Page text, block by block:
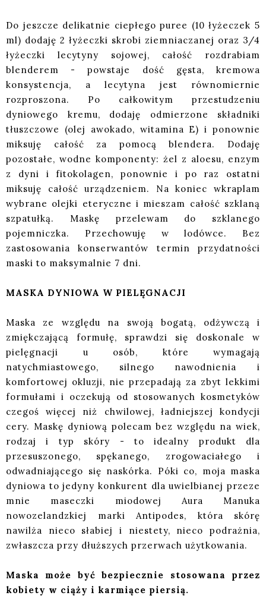
Do jeszcze delikatnie ciepłego puree (10 łyżeczek 5
ml) dodaję 2 łyżeczki skrobi ziemniaczanej oraz 3/4
łyżeczki lecytyny sojowej, całość rozdrabiam
blenderem - powstaje dość gęsta, kremowa
konsystencja, a lecytyna jest równomiernie
rozproszona. Po całkowitym przestudzeniu
dyniowego kremu, dodaję odmierzone składniki
tłuszczowe (olej awokado, witamina E) i ponownie
miksuję całość za pomocą blendera. Dodaję
pozostałe, wodne komponenty: żel z aloesu, enzym
z dyni i fitokolagen, ponownie i po raz ostatni
miksuję całość urządzeniem. Na koniec wkraplam
wybrane olejki eteryczne i mieszam całość szklaną
szpatułką. Maskę przelewam do szklanego
pojemniczka. Przechowuję w lodówce. Bez
zastosowania konserwantów termin przydatności
maski to maksymalnie 7 dni.
MASKA DYNIOWA W PIELĘGNACJI
Maska ze względu na swoją bogatą, odżywczą i
zmiękczającą formułę, sprawdzi się doskonale w
pielęgnacji u osób, które wymagają
natychmiastowego, silnego nawodnienia i
komfortowej okluzji, nie przepadają za zbyt lekkimi
formułami i oczekują od stosowanych kosmetyków
czegoś więcej niż chwilowej, ładniejszej kondycji
cery. Maskę dyniową polecam bez względu na wiek,
rodzaj i typ skóry - to idealny produkt dla
przesuszonego, spękanego, zrogowaciałego i
odwadniającego się naskórka. Póki co, moja maska
dyniowa to jedyny konkurent dla uwielbianej przeze
mnie maseczki miodowej Aura Manuka
nowozelandzkiej marki Antipodes, która skórę
nawilża nieco słabiej i niestety, nieco podrażnia,
zwłaszcza przy dłuższych przerwach użytkowania.
Maska może być bezpiecznie stosowana przez
kobiety w ciąży i karmiące piersią.